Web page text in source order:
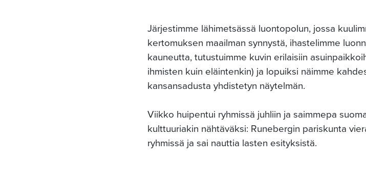
Järjestimme lähimetsässä luontopolun, jossa
kertomuksen maailman synnystä, ihastelimme
kauneutta, tutustuimme kuvin erilaisiin
ihmisten kuin eläintenkin) ja lopuiksi näimme
kansansadusta yhdistetyn näytelmän.
Viikko huipentui ryhmissä juhliin ja saimmepa
kulttuuriakin nähtäväksi: Runebergin pariskunta
ryhmissä ja sai nauttia lasten esityksistä.